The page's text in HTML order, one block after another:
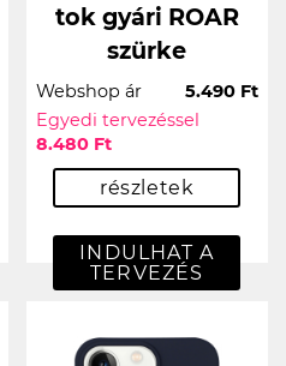
tok gyári ROAR
szürke
Webshop ár
5.490 Ft
Egyedi tervezéssel
8.480 Ft
részletek
INDULHAT A
TERVEZÉS